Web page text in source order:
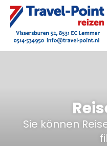
Sie können